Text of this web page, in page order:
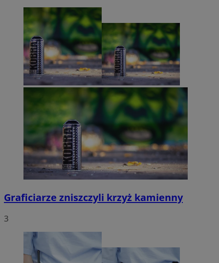
Graficiarze zniszczyli krzyż kamienny
3